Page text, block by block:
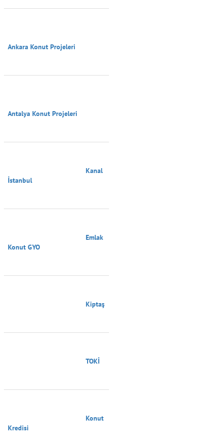
Ankara Konut Projeleri
Antalya Konut Projeleri
İstanbul
Konut GYO
Kredisi